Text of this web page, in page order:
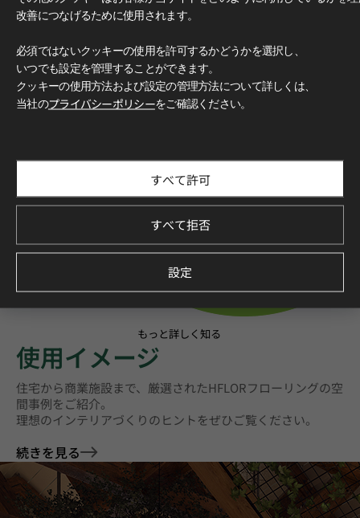
もっと詳しく知る
使用イメージ
住宅から商業施設まで、厳選されたHFLORフローリングの空
間事例をご紹介。
理想のインテリアづくりのヒントをぜひご覧ください。
続きを見る
改善につなげるために使用されます。
必須ではないクッキーの使用を許可するかどうかを選択し、
いつでも設定を管理することができます。
クッキーの使用方法および設定の管理方法について詳しくは、
当社のプライバシーポリシーをご確認ください。
すべて許可
すべて拒否
設定